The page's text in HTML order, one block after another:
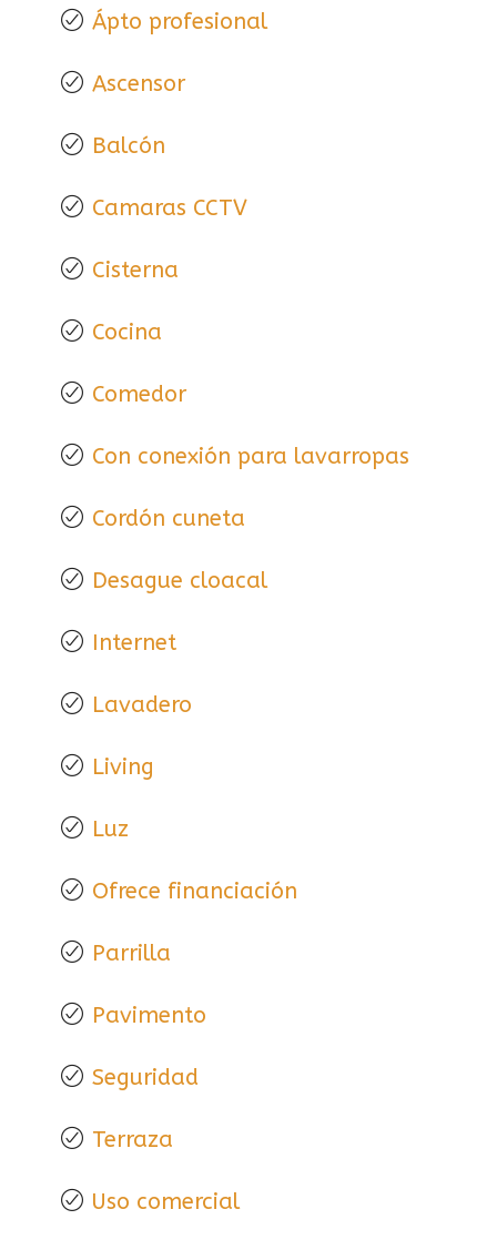
Ápto profesional
Ascensor
Balcón
Camaras CCTV
Cisterna
Cocina
Comedor
Con conexión para lavarropas
Cordón cuneta
Desague cloacal
Internet
Lavadero
Living
Luz
Ofrece financiación
Parrilla
Pavimento
Seguridad
Terraza
Uso comercial